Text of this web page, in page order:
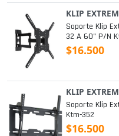
KLIP
Soporte Klip
32 A 60" P/n
$16.500
KLIP
Soporte Klip
Ktm-352
$16.500